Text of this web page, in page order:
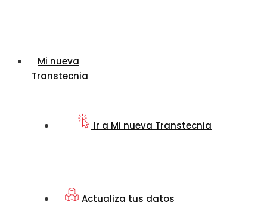
Mi nueva
Transtecnia
Ir a Mi nueva Transtecnia
Actualiza tus datos